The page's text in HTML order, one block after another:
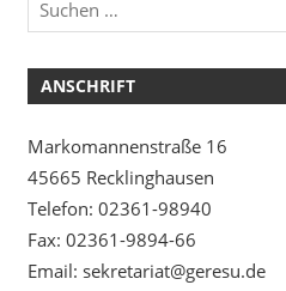
ANSCHRIFT
Markomannenstraße 16
45665 Recklinghausen
Telefon: 02361-98940
Fax: 02361-9894-66
Email: sekretariat@geresu.de